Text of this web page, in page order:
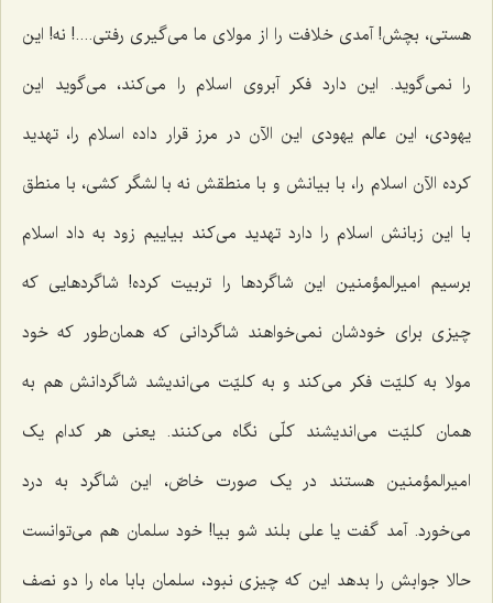
هستی، بچش! آمدی خلافت را از مولای ما می‌گیری رفتی....! نه! این
را نمی‌گوید. این دارد فکر آبروی اسلام را می‌کند، می‌گوید این
یهودی، این عالم یهودی این الآن در مرز قرار داده اسلام را، تهدید
کرده الآن اسلام را، با بیانش و با منطقش نه با لشگر کشی، با منطق
با این زبانش اسلام را دارد تهدید می‌کند بیاییم زود به داد اسلام
برسیم امیرالمؤمنین این شاگردها را تربیت کرده! شاگردهایی که
چیزی برای خودشان نمی‌خواهند شاگردانی که همان‌طور که خود
مولا به کلیّت فکر می‌کند و به کلیّت می‌اندیشد شاگردانش هم به
همان کلیّت می‌اندیشند کلّی نگاه می‌کنند. یعنی هر کدام یک
امیرالمؤمنین هستند در یک صورت خاصّ، این شاگرد به درد
می‌خورد. آمد گفت یا علی بلند شو بیا! خود سلمان هم می‌توانست
حالا جوابش را بدهد این که چیزی نبود، سلمان بابا ماه را دو نصف